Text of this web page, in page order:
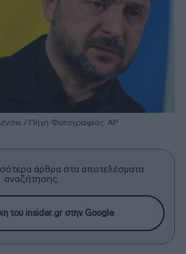
/ Πηγή Φωτογραφίας: ΑΡ
άρθρα στα αποτελέσματα
αναζήτησης.
του insider.gr στην Google